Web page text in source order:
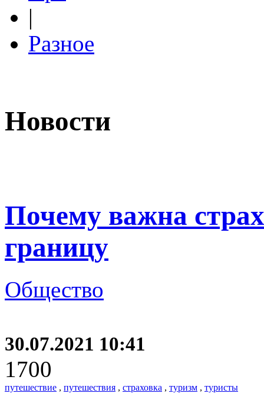
|
Разное
Новости
Почему важна
границу
Общество
30.07.2021 10:41
1700
путешествие , путешествия , страховка , туризм , туристы